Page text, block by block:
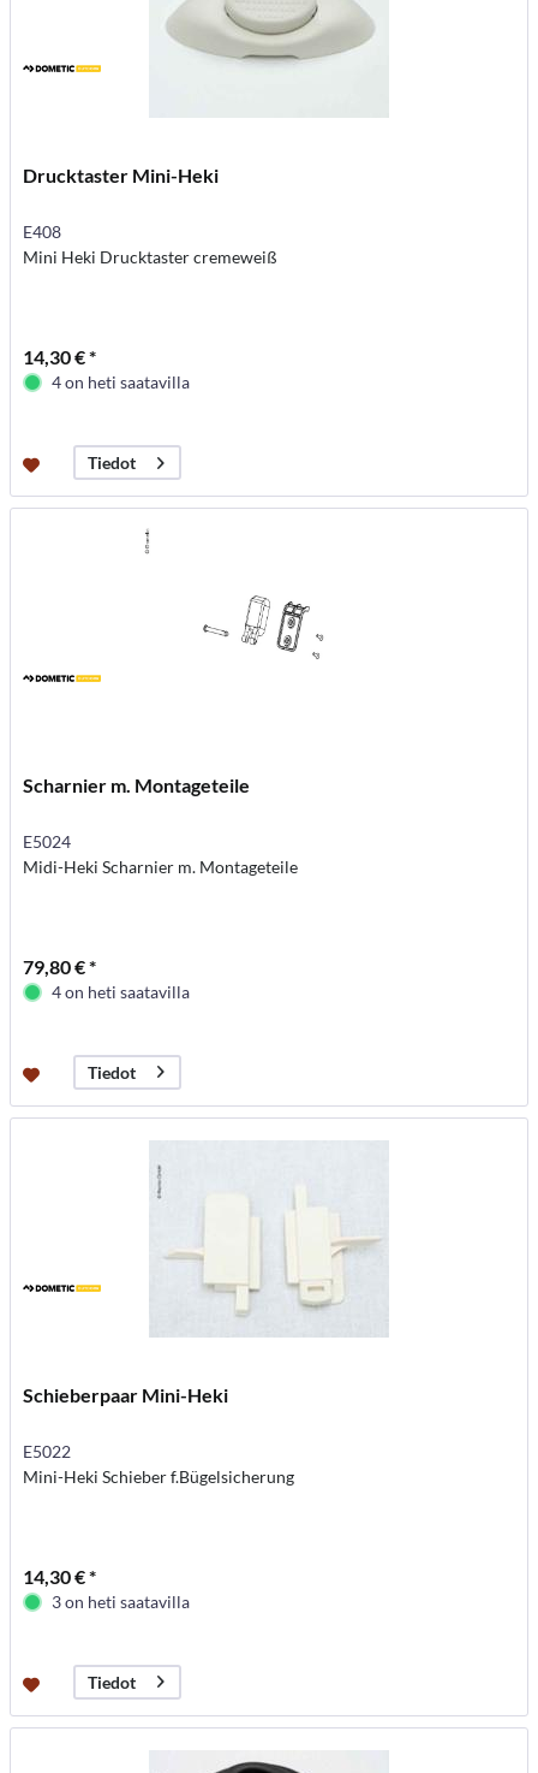
Drucktaster Mini-Heki
E408
Mini Heki Drucktaster cremeweiß
14,30 € *
4 on heti saatavilla
Tiedot
Scharnier m. Montageteile
E5024
Midi-Heki Scharnier m. Montageteile
79,80 € *
4 on heti saatavilla
Tiedot
Schieberpaar Mini-Heki
E5022
Mini-Heki Schieber f.Bügelsicherung
14,30 € *
3 on heti saatavilla
Tiedot